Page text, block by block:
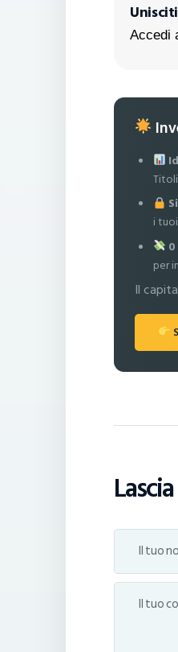
Accedi
i
per
Il